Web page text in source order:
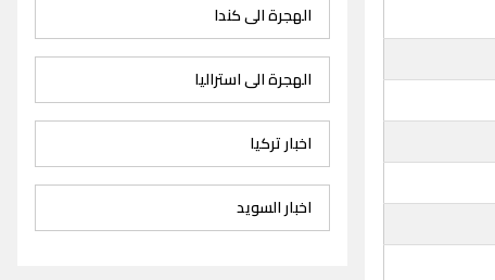
الهجرة الى كندا
الهجرة الى استراليا
اخبار تركيا
اخبار السويد